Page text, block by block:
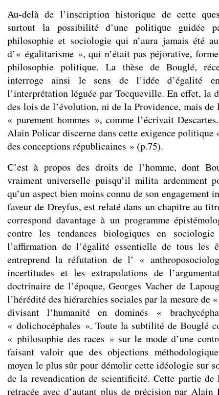
Au-delà de l’inscription historique de cette
surtout la possibilité d’une politique guidée
philosophie et sociologie qui n’aura jamais été
d’« égalitarisme », qui n’était pas péjorative,
philosophie politique. La thèse de Bouglé,
interroge ainsi le sens de l’idée d’égalité
l’interprétation léguée par Tocqueville. En effet, la
des lois de l’évolution, ni de la Providence, mais de
« purement hommes », comme l’écrivait
Alain Policar discerne dans cette exigence politique
des conceptions républicaines » (p.75).
C’est à propos des droits de l’homme, dont
vraiment universelle puisqu’il milita ardemment
qu’un aspect bien moins connu de son engagement
faveur de Dreyfus, est relaté dans un chapitre au
correspond davantage à un programme
contre les tendances biologiques en
l’affirmation de l’égalité essentielle de tous les
entreprend la réfutation de l’ «
incertitudes et les extrapolations de
doctrinaire de l’époque, Georges Vacher de
l’hérédité des hiérarchies sociales par la mesure de
divisant l’humanité en dominés «
« dolichocéphales ». Toute la subtilité de Bouglé
« philosophie des races » sur le mode d’une
faisant valoir que des objections
moyen le plus sûr pour démolir cette idéologie sur
de la revendication de scientificité. Cette partie
retracée avec d’autant plus de précision par Alain